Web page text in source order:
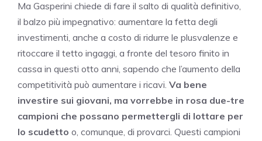
Ma Gasperini chiede di fare il salto di qualità definitivo,
il balzo più impegnativo: aumentare la fetta degli
investimenti, anche a costo di ridurre le plusvalenze e
ritoccare il tetto ingaggi, a fronte del tesoro finito in
cassa in questi otto anni, sapendo che l’aumento della
competitività può aumentare i ricavi. Va bene
investire sui giovani, ma vorrebbe in rosa due-tre
campioni che possano permettergli di lottare per
lo scudetto o, comunque, di provarci. Questi campioni